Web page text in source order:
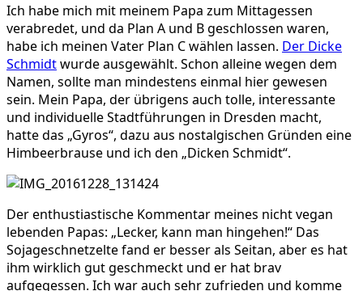
Ich habe mich mit meinem Papa zum Mittagessen
verabredet, und da Plan A und B geschlossen waren,
habe ich meinen Vater Plan C wählen lassen. Der Dicke
Schmidtwurde ausgewählt. Schon alleine wegen dem
Namen, sollte man mindestens einmal hier gewesen
sein. Mein Papa, der übrigens auch tolle, interessante
und individuelle Stadtführungen in Dresden macht,
hatte das „Gyros“, dazu aus nostalgischen Gründen eine
Himbeerbrause und ich den „Dicken Schmidt“.
Der enthustiastische Kommentar meines nicht vegan
lebenden Papas: „Lecker, kann man hingehen!“ Das
Sojageschnetzelte fand er besser als Seitan, aber es hat
ihm wirklich gut geschmeckt und er hat brav
aufgegessen. Ich war auch sehr zufrieden und komme